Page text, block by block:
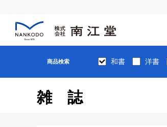
商品検索 和書 洋書
雑誌